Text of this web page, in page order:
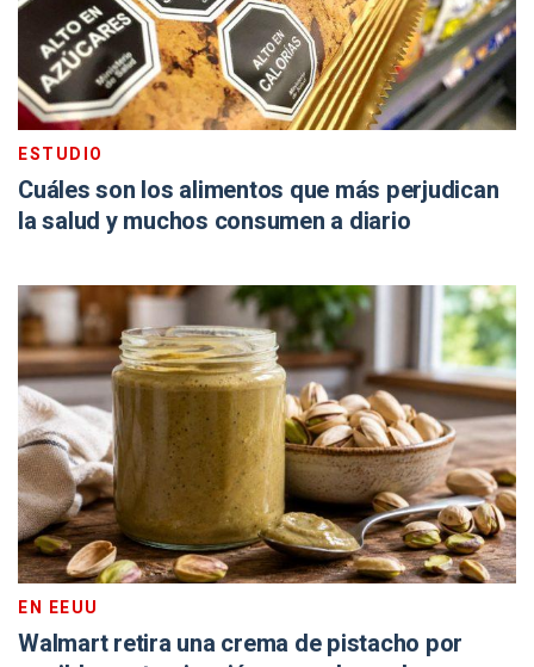
ESTUDIO
Cuáles son los alimentos que más perjudican
la salud y muchos consumen a diario
EN EEUU
Walmart retira una crema de pistacho por